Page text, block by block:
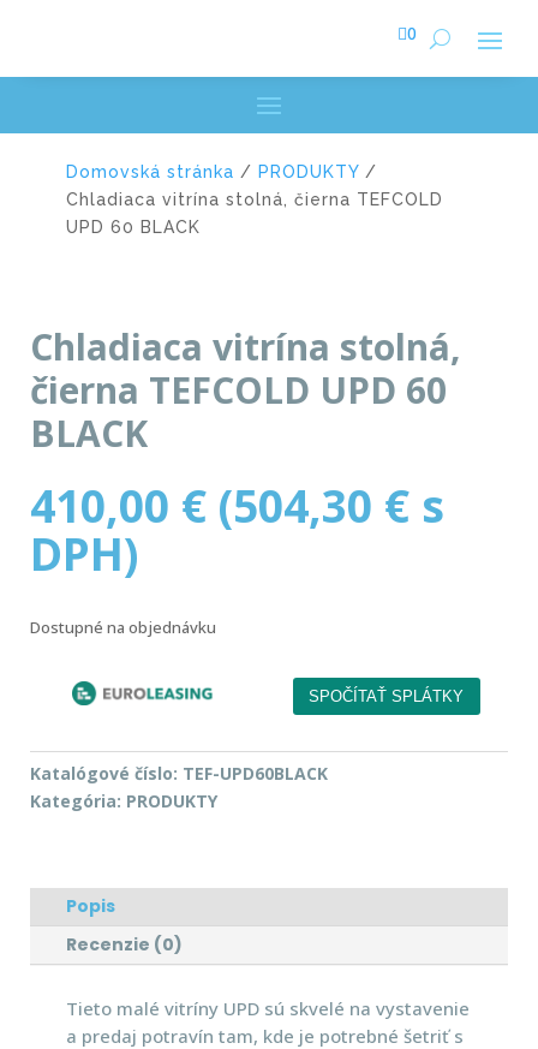
0
Domovská stránka / PRODUKTY /
Chladiaca vitrína stolná, čierna TEFCOLD
UPD 60 BLACK
Chladiaca vitrína stolná,
čierna TEFCOLD UPD 60
BLACK
410,00 € (504,30 € s
DPH)
Dostupné na objednávku
Katalógové číslo: TEF-UPD60BLACK
Kategória: PRODUKTY
Popis
Recenzie (0)
Tieto malé vitríny UPD sú skvelé na vystavenie
a predaj potravín tam, kde je potrebné šetriť s